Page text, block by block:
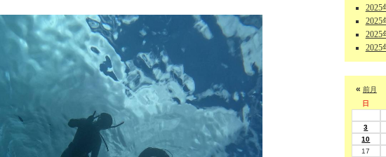
2025
2025
2025
2025
« 前月
日
3
10
17